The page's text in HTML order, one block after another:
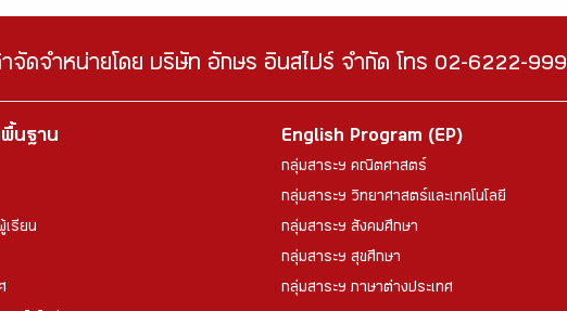
จัดจำหน่ายโดย บริษัท อักษร อินสไปร์ จำกัด โทร 02-6222-999
นฐาน
รียน
English Program (EP)
กลุ่มสาระฯ คณิตศาสตร์
กลุ่มสาระฯ วิทยาศาสตร์และเทคโนโลยี
กลุ่มสาระฯ สังคมศึกษา
กลุ่มสาระฯ สุขศึกษา
กลุ่มสาระฯ ภาษาต่างประเทศ